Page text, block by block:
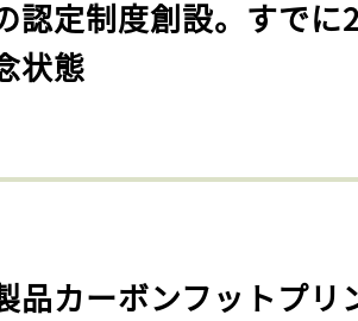
認定制度創設。すでに
状態
品カーボンフットプリ